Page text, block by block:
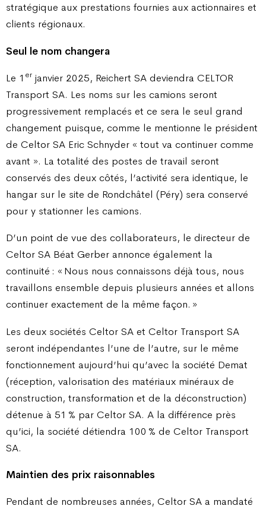
stratégique aux prestations fournies aux actionnaires et
clients régionaux.
Seul le nom changera
Le 1 er janvier 2025, Reichert SA deviendra CELTOR
Transport SA. Les noms sur les camions seront
progressivement remplacés et ce sera le seul grand
changement puisque, comme le mentionne le président
de Celtor SA Eric Schnyder « tout va continuer comme
avant ». La totalité des postes de travail seront
conservés des deux côtés, l’activité sera identique, le
hangar sur le site de Rondchâtel (Péry) sera conservé
pour y stationner les camions.
D’un point de vue des collaborateurs, le directeur de
Celtor SA Béat Gerber annonce également la
continuité : « Nous nous connaissons déjà tous, nous
travaillons ensemble depuis plusieurs années et allons
continuer exactement de la même façon. »
Les deux sociétés Celtor SA et Celtor Transport SA
seront indépendantes l’une de l’autre, sur le même
fonctionnement aujourd’hui qu’avec la société Demat
(réception, valorisation des matériaux minéraux de
construction, transformation et de la déconstruction)
détenue à 51 % par Celtor SA. A la différence près
qu’ici, la société détiendra 100 % de Celtor Transport
SA.
Maintien des prix raisonnables
Pendant de nombreuses années, Celtor SA a mandaté